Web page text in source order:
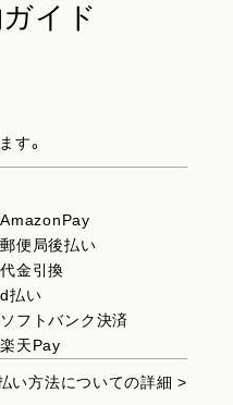
イド
す。
AmazonPay
郵便局後払い
代金引換
d払い
ソフトバンク決済
楽天Pay
い方法についての詳細 >